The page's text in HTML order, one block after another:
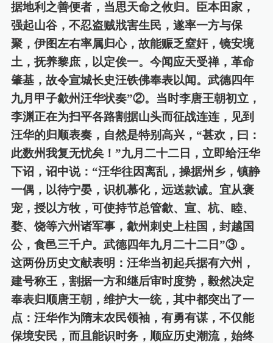
据地利之善便者，当思天命之攸归。臣本田家，
强起山谷，不忍盗贼戕害生民，遂率一方与保
聚，伊图左右率属归心，故能赈乏窒奸，镜安境
土，抚养黎庶，以定俟一。今闻应天受禅，革命
肇基，故令宣城长史汪铁佛奉表以闻。武德四年
九月甲子歙州汪华状奏”②。当时李唐王朝初立，
李渊正在为扫平各路割据山头而征战连连，见到
汪华的归顺表奏，自然是特别高兴， “甚欢，曰：
此数州我复无忧矣！”九月二十二日，立即给汪华
下诏，诏中说：“汪华往因离乱，操据州乡，镇静
一偶，以待宁晏，识机慕化，远送款诚。宜从褒
宠，授以方牧，可使持节总管歙、宣、杭、睦、
婺、饶等六州诸军事，歙州刺史上柱国，封越国
公，食邑三千户。武德四年九月二十二日”③ 。
这两份历史文献表明：汪华当初起兵据有六州，
建号称王，割据一方和继后审时度势，毅然决定
奉表归顺唐王朝，维护大一统，其中都突出了一
点：汪华作为隋末农民领袖，有勇有谋，不仅能
保境安民，而且能识时务，顺应历史潮流，始终